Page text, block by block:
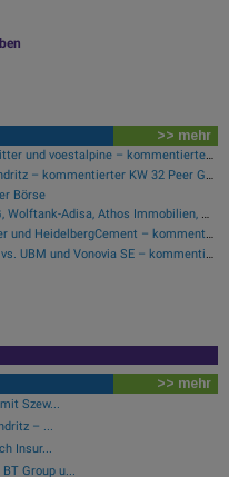
>> mehr
ArcelorMittal und ThyssenKrupp vs. Salzgitter und voestalpine – kommentierter KW 32 Peer Group Watch Stahl
Mayr-Melnhof und Palfinger vs. RHI und Andritz – kommentierter KW 32 Peer Group Watch Zykliker Österreich
Börse
Wie Marinomed Biotech, Bajaj Mobility AG, Wolftank-Adisa, Athos Immobilien, Rosenbauer und Telekom Austria für Gesprächsstoff in Österreich sorgten
Saint Gobain und Wienerberger vs. Bilfinger und HeidelbergCement – kommentierter KW 32 Peer Group Watch Bau & Baustoffe
Instone Real Estate und Adler Real Estate vs. UBM und Vonovia SE – kommentierter KW 17 Peer Group Watch Immobilien
>> mehr
Szew...
– ...
Insur...
Group u...